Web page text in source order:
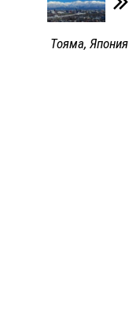
Тояма, Япония